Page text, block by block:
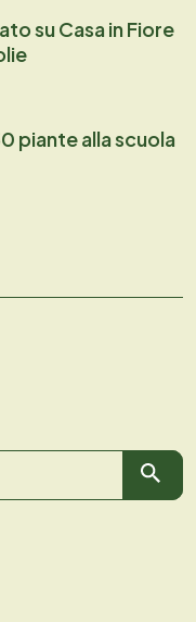
su Casa in Fiore
piante alla scuola